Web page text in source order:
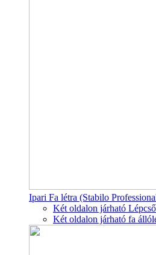
Ipari Fa létra (Stabilo
Két oldalon járható
Két oldalon járható fa